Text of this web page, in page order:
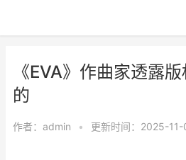
《EVA》作曲家透露
的
作者： admin • 更新时间：2025-11-